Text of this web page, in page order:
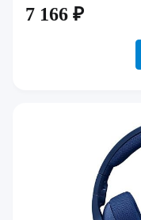
7 166 ₽